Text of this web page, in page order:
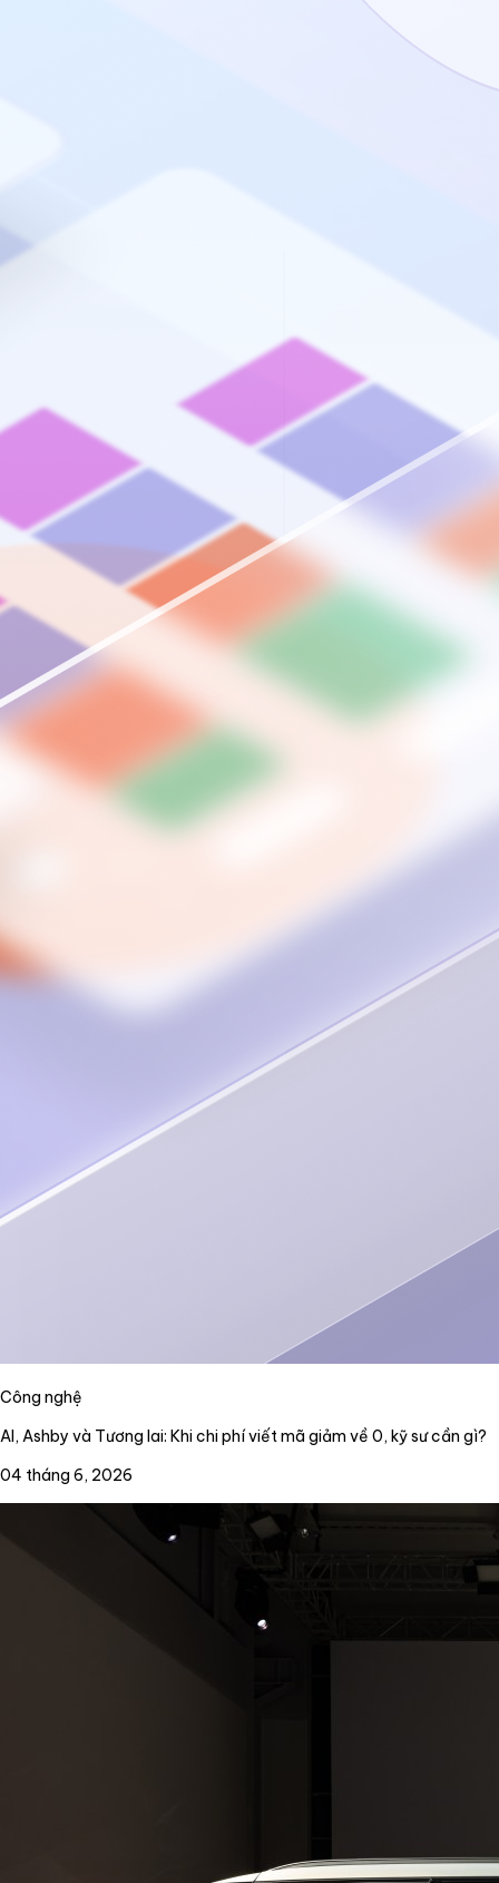
Công nghệ
AI, Ashby và Tương lai: Khi chi phí viết mã giảm về 0, kỹ sư cần gì?
04 tháng 6, 2026